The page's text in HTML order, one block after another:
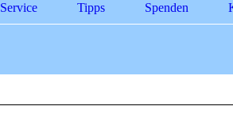
Service Tipps Spenden